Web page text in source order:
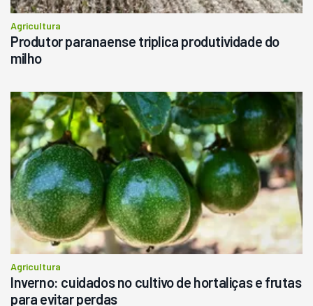
Agricultura
Produtor paranaense triplica produtividade do
milho
Agricultura
Inverno: cuidados no cultivo de hortaliças e frutas
para evitar perdas